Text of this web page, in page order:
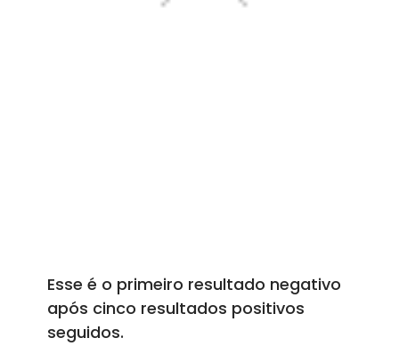
Esse é o primeiro resultado negativo
após cinco resultados positivos
seguidos.